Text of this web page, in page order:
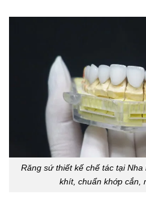
Răng sứ thiết kế chế tác tại
khít, chuẩn khớp cắn,